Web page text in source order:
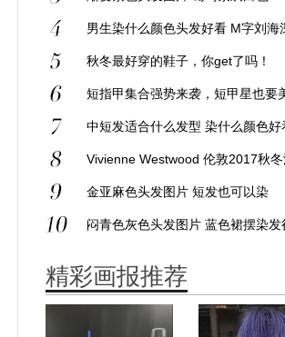
男生染什么颜色头发好看 M字刘海
浅蓝色很张扬
秋冬最好穿的鞋子，你get了吗！
短指甲集合强势来袭，短甲星也要
新年！
中短发适合什么发型 染什么颜色好
Vivienne Westwood 伦敦2017秋
布
金亚麻色头发图片 短发也可以染
闷青色灰色头发图片 蓝色裙摆染发
精彩画报推荐